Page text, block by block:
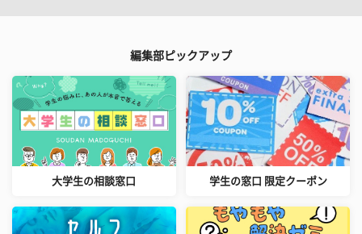
編集部ピックアップ
大学生の相談窓口 学生の窓口 限定クーポン